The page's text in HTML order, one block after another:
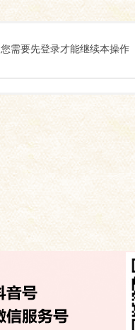
您需要先登录才能继续本操作